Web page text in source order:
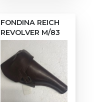
FONDINA REICH
REVOLVER M/83